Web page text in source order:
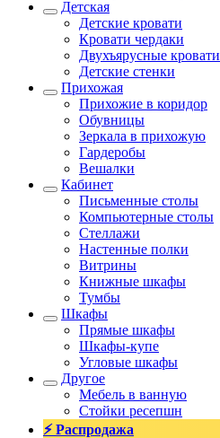
Детская
Детские кровати
Кровати чердаки
Двухъярусные кровати
Детские стенки
Прихожая
Прихожие в коридор
Обувницы
Зеркала в прихожую
Гардеробы
Вешалки
Кабинет
Письменные столы
Компьютерные столы
Стеллажи
Настенные полки
Витрины
Книжные шкафы
Тумбы
Шкафы
Прямые шкафы
Шкафы-купе
Угловые шкафы
Другое
Мебель в ванную
Стойки ресепшн
⚡ Распродажа